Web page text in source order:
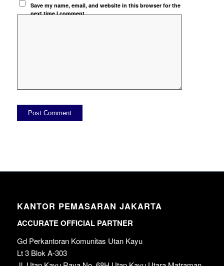
Save my name, email, and website in this browser for the
next time I comment.
KANTOR PEMASARAN JAKARTA
ACCURATE OFFICIAL PARTNER
Gd Perkantoran Komunitas Utan Kayu
Lt 3 Blok A-303